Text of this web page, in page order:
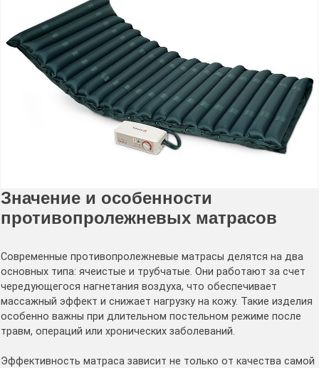
Значение и особенности
противопролежневых матрасов
Современные противопролежневые матрасы делятся на два
основных типа: ячеистые и трубчатые. Они работают за счет
чередующегося нагнетания воздуха, что обеспечивает
массажный эффект и снижает нагрузку на кожу. Такие изделия
особенно важны при длительном постельном режиме после
травм, операций или хронических заболеваний.
Эффективность матраса зависит не только от качества самой